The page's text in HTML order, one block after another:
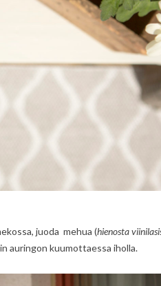
juoda mehua (hienosta
auringon kuumottaessa iholla.